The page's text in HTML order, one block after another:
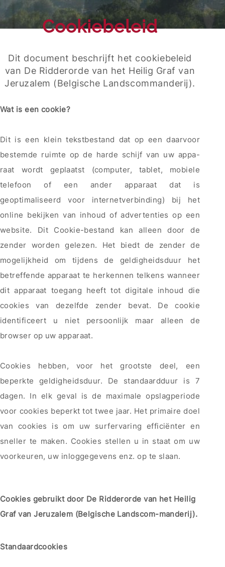
Cookiebeleid
Dit document beschrijft het cookiebeleid
van De Ridderorde van het Heilig Graf van
Jeruzalem (Belgische Landscommanderij).
Wat is een cookie?
Dit is een klein tekstbestand dat op een daarvoor
bestemde ruimte op de harde schijf van uw appa-
raat wordt geplaatst (computer, tablet, mobiele
telefoon of een ander apparaat dat is
geoptimaliseerd voor internetverbinding) bij het
online bekijken van inhoud of advertenties op een
website. Dit Cookie-bestand kan alleen door de
zender worden gelezen. Het biedt de zender de
mogelijkheid om tijdens de geldigheidsduur het
betreffende apparaat te herkennen telkens wanneer
dit apparaat toegang heeft tot digitale inhoud die
cookies van dezelfde zender bevat. De cookie
identificeert u niet persoonlijk maar alleen de
browser op uw apparaat.
Cookies hebben, voor het grootste deel, een
beperkte geldigheidsduur. De standaardduur is 7
dagen. In elk geval is de maximale opslagperiode
voor cookies beperkt tot twee jaar. Het primaire doel
van cookies is om uw surfervaring efficiënter en
sneller te maken. Cookies stellen u in staat om uw
voorkeuren, uw inloggegevens enz. op te slaan.
Cookies gebruikt door De Ridderorde van het Heilig
Graf van Jeruzalem (Belgische Landscom-manderij).
Standaardcookies